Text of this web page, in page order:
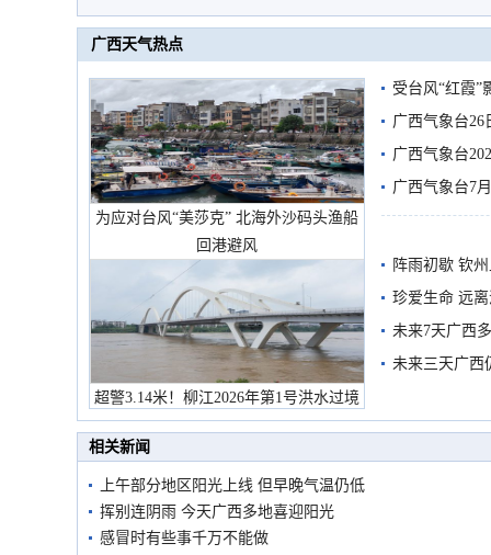
广西天气热点
为应对台风“美莎克” 北海外沙码头渔船
回港避风
超警3.14米！柳江2026年第1号洪水过境
市民在堤岸见证汛况
受台风“红霞”
有较强降雨
广西气象台26
广西气象台
预警
广西气象台7
阵雨初歇 钦
珍爱生命 远
未来7天广西
未来三天广西
相关新闻
上午部分地区阳光上线 但早晚气温仍低
挥别连阴雨 今天广西多地喜迎阳光
感冒时有些事千万不能做